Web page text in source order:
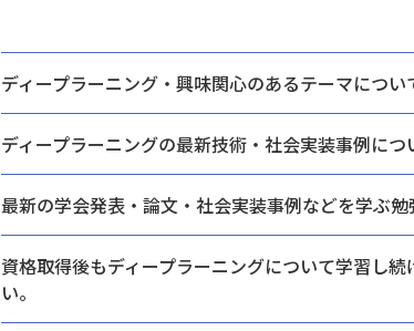
ディープラーニング・興味関心のあるテーマについ
ディープラーニングの最新技術・ 社会実装事例につ
最新の学会発表・論文・社会実装事例などを学ぶ勉
資格取得後もディープラーニングについて学習し続
い。